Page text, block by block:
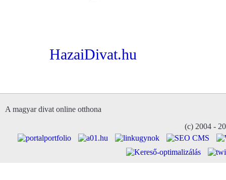
HazaiDivat.hu
A magyar divat online otthona
(c) 2004 -